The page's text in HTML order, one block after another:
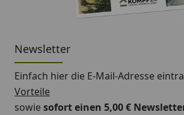
Newsletter
Einfach hier die E-Mail-Adresse
Vorteile
sowiesofort einen 5,00 €